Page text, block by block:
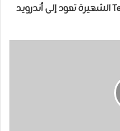
بعد تخلي شركة EA ﻋﻨﻬﺎ، لعبة Tetris ﺍﻟﺸﻬﻴﺮﺓ ﺗﻌﻮﺩ ﺇﻟﻰ ﺃﻧﺪﺭﻭﻳﺪ